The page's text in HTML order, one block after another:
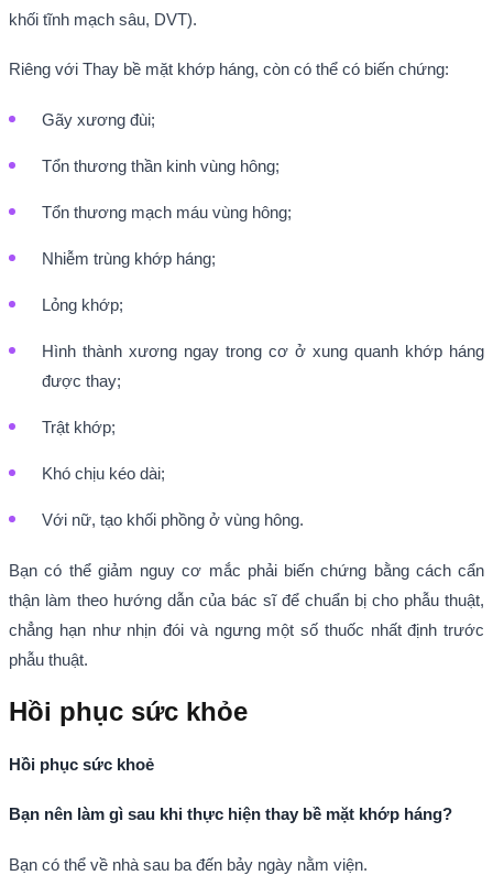
khối tĩnh mạch sâu, DVT).
Riêng với Thay bề mặt khớp háng, còn có thể có biến chứng:
Gãy xương đùi;
Tổn thương thần kinh vùng hông;
Tổn thương mạch máu vùng hông;
Nhiễm trùng khớp háng;
Lỏng khớp;
Hình thành xương ngay trong cơ ở xung quanh khớp háng
được thay;
Trật khớp;
Khó chịu kéo dài;
Với nữ, tạo khối phồng ở vùng hông.
Bạn có thể giảm nguy cơ mắc phải biến chứng bằng cách cẩn
thận làm theo hướng dẫn của bác sĩ để chuẩn bị cho phẫu thuật,
chẳng hạn như nhịn đói và ngưng một số thuốc nhất định trước
phẫu thuật.
Hồi phục sức khỏe
Hồi phục sức khoẻ
Bạn nên làm gì sau khi thực hiện thay bề mặt khớp háng?
Bạn có thể về nhà sau ba đến bảy ngày nằm viện.